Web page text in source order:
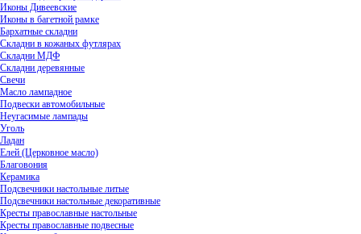
Иконы Дивеевские
Иконы в багетной рамке
Бархатные складни
Складни в кожаных футлярах
Складни МДФ
Складни деревянные
Свечи
Масло лампадное
Подвески автомобильные
Неугасимые лампады
Уголь
Ладан
Елей (Церковное масло)
Благовония
Керамика
Подсвечники настольные литые
Подсвечники настольные декоративные
Кресты православные настольные
Кресты православные подвесные